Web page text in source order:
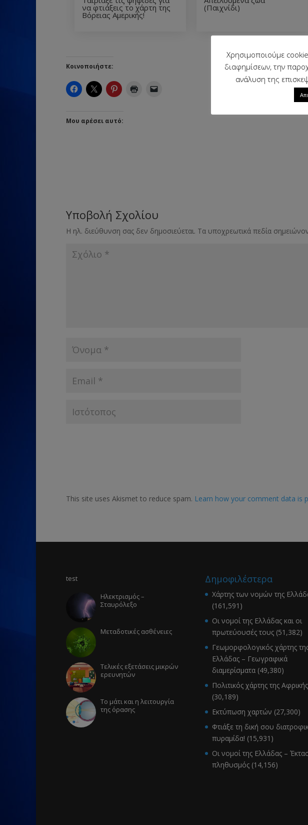
να φτιάξεις το χάρτη της
Βόρειας Αμερικής!
(Παιχνίδι)
Κοινοποιήστε:
Μου αρέσει αυτό:
Υποβολή Σχολίου
Η ηλ. διεύθυνση σας δεν δημοσιεύεται. Τα υποχρεωτικά πεδία
This site uses Akismet to reduce spam. Learn how your comment data is
test
Ηλεκτρισμός –
Σταυρόλεξο
Μεταδοτικές ασθένειες
Τελικές εξετάσεις μικρών
ερευνητών
Το μάτι και η λειτουργία
της όρασης
Δημοφιλέστερα
Χάρτης των νομών της
(161,591)
Οι νομοί της Ελλάδας και οι
πρωτεύουσές τους (51,382)
Γεωμορφολογικός χάρτης
Ελλάδας – Γεωγραφικά
διαμερίσματα (49,380)
Πολιτικός χάρτης της Αφρικής
(30,189)
Εκτύπωση χαρτών (27,300)
Φτιάξε τη δική σου
πυραμίδα! (15,931)
Οι νομοί της Ελλάδας –
πληθυσμός (14,156)
Χρησιμοποιούμε cookie
διαφημίσεων, την
ανάλυση της